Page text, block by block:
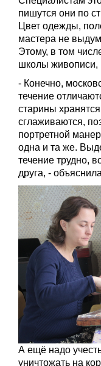
пишутся они по
Цвет одежды,
мастера не
Этому, в том
школы живописи,
- Конечно,
течение
старины
сглаживаются,
портретной
одна и та же.
течение трудно,
друга, -
А ещё надо
уничтожать на